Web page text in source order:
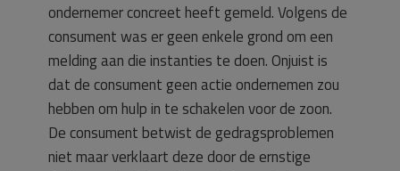
ondernemer concreet heeft gemeld. Volgens de
consument was er geen enkele grond om een
melding aan die instanties te doen. Onjuist is
dat de consument geen actie ondernemen zou
hebben om hulp in te schakelen voor de zoon.
De consument betwist de gedragsproblemen
niet maar verklaart deze door de ernstige